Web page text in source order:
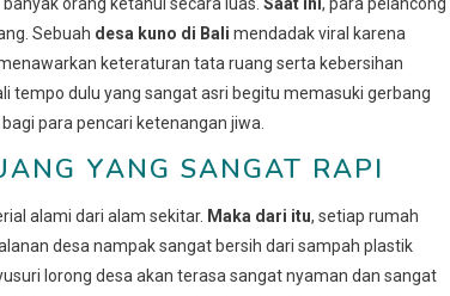
Sebuah desa kuno di Bali mendadak viral karena
keteraturan tata ruang serta kebersihan
tempo dulu yang sangat asri begitu memasuki gerbang
para pencari ketenangan jiwa.
YANG SANGAT RAPI
alami dari alam sekitar. Maka dari itu, setiap rumah
desa nampak sangat bersih dari sampah plastik
lorong desa akan terasa sangat nyaman dan sangat